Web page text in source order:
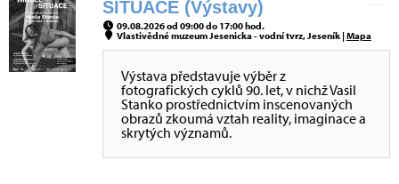
SITUACE (Výstavy)
09.08.2026 od 09:00 do 17:00 hod.
Vlastivědné muzeum Jesenicka - vodní tvrz, Jeseník |Mapa
Výstava představuje výběr z
fotografických cyklů 90. let, v nichž Vasil
Stanko prostřednictvím inscenovaných
obrazů zkoumá vztah reality, imaginace a
skrytých významů.